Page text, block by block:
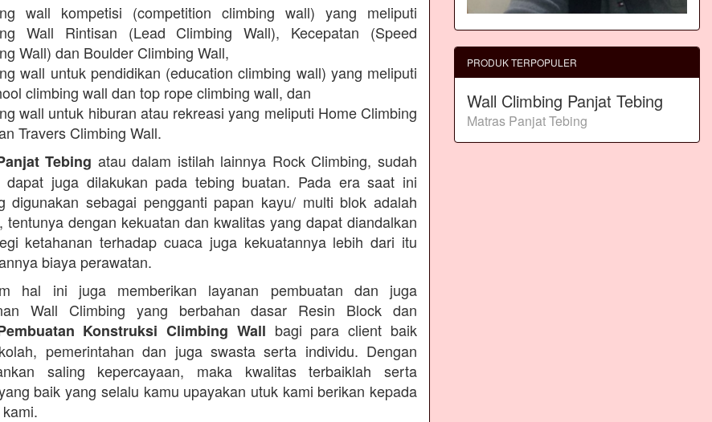
wall kompetisi (competition climbing wall) yang meliputi
Wall Rintisan (Lead Climbing Wall), Kecepatan (Speed
Wall) dan Boulder Climbing Wall,
wall untuk pendidikan (education climbing wall) yang meliputi
climbing wall dan top rope climbing wall, dan
wall untuk hiburan atau rekreasi yang meliputi Home Climbing
Travers Climbing Wall.
Tebing atau dalam istilah lainnya Rock Climbing, sudah
dapat juga dilakukan pada tebing buatan. Pada era saat ini
digunakan sebagai pengganti papan kayu/ multi blok adalah
tentunya dengan kekuatan dan kwalitas yang dapat diandalkan
ketahanan terhadap cuaca juga kekuatannya lebih dari itu
biaya perawatan.
hal ini juga memberikan layanan pembuatan dan juga
Wall Climbing yang berbahan dasar Resin Block dan
Konstruksi Climbing Wall bagi para client baik
pemerintahan dan juga swasta serta individu. Dengan
saling kepercayaan, maka kwalitas terbaiklah serta
baik yang selalu kamu upayakan utuk kami berikan kepada
PRODUK TERPOPULER
Wall Climbing Panjat Tebing
Matras Panjat Tebing